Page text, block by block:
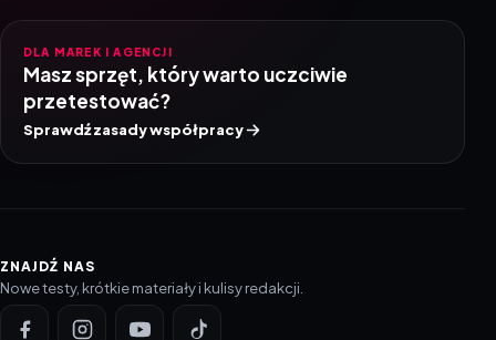
DLA MAREK I AGENCJI
Masz sprzęt, który warto uczciwie
przetestować?
Sprawdź zasady współpracy
ZNAJDŹ NAS
Nowe testy, krótkie materiały i kulisy redakcji.